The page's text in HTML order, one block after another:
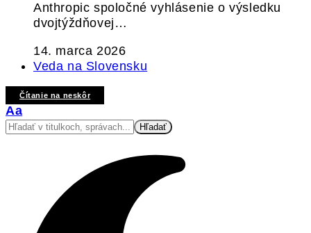
Anthropic spoločné vyhlásenie o výsledku
dvojtýždňovej…
14. marca 2026
Veda na Slovensku
Čítanie na neskôr
Veľkosť
písma
Aa